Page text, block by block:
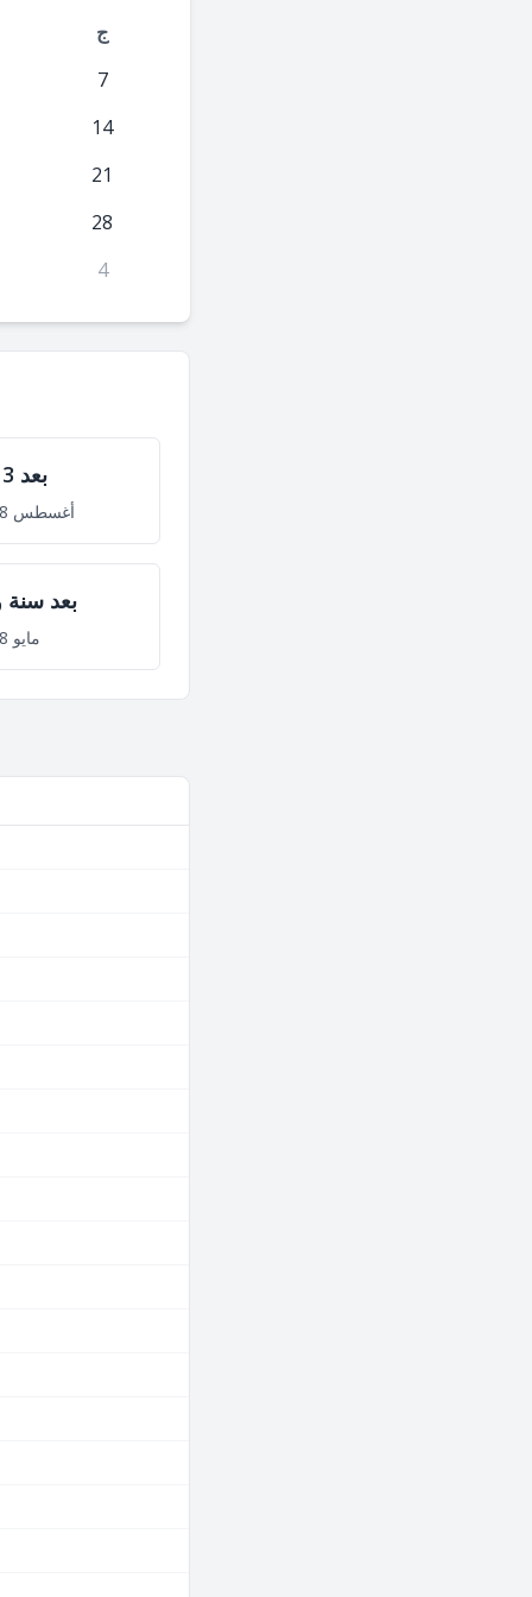
ج
7
14
21
28
4
بعد 3 أشهر
أغسطس 8, 2027
بعد سنة
مايو 8, 2028